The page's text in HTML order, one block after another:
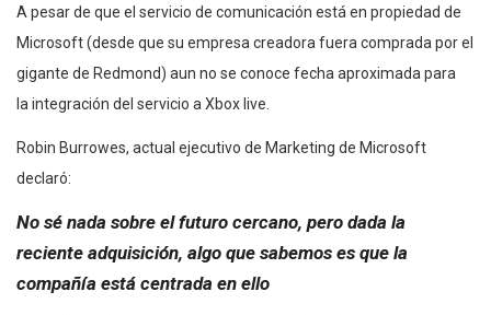
A pesar de que el servicio de comunicación está en propiedad de
Microsoft (desde que su empresa creadora fuera comprada por el
gigante de Redmond) aun no se conoce fecha aproximada para
la integración del servicio a Xbox live.
Robin Burrowes, actual ejecutivo de Marketing de Microsoft
declaró:
No sé nada sobre el futuro cercano, pero dada la
reciente adquisición, algo que sabemos es que la
compañía está centrada en ello